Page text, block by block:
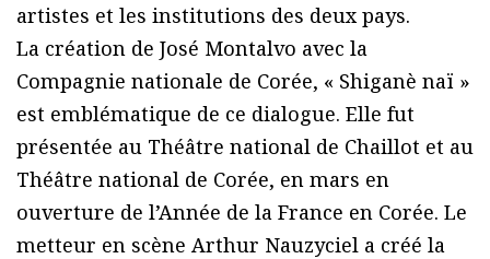
artistes et les institutions des deux pays.
La création de José Montalvo avec la
Compagnie nationale de Corée, « Shiganè naï »
est emblématique de ce dialogue. Elle fut
présentée au Théâtre national de Chaillot et au
Théâtre national de Corée, en mars en
ouverture de l’Année de la France en Corée. Le
metteur en scène Arthur Nauzyciel a créé la